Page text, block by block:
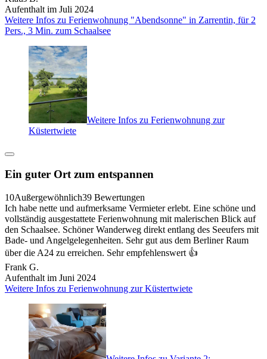
Aufenthalt im Juli 2024
Weitere Infos zu Ferienwohnung "Abendsonne" in Zarrentin, für 2
Pers., 3 Min. zum Schaalsee
Weitere Infos zu Ferienwohnung zur
Küstertwiete
Ein guter Ort zum entspannen
10Außergewöhnlich39 Bewertungen
Ich habe nette und aufmerksame Vermieter erlebt. Eine schöne und
vollständig ausgestattete Ferienwohnung mit malerischen Blick auf
den Schaalsee. Schöner Wanderweg direkt entlang des Seeufers mit
Bade- und Angelgelegenheiten. Sehr gut aus dem Berliner Raum
über die A24 zu erreichen. Sehr empfehlenswert 👍
Frank G.
Aufenthalt im Juni 2024
Weitere Infos zu Ferienwohnung zur Küstertwiete